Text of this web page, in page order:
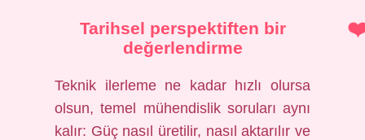
Tarihsel perspektiften bir
değerlendirme
Teknik ilerleme ne kadar hızlı olursa
olsun, temel mühendislik soruları aynı
kalır: Güç nasıl üretilir, nasıl aktarılır ve